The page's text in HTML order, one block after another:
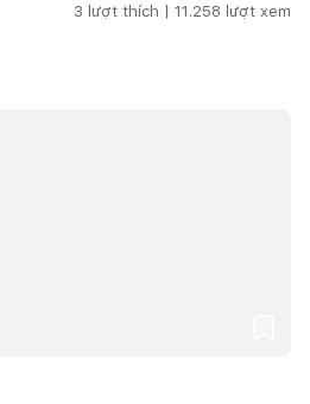
3 lượt thích | 11.258 lượt xem